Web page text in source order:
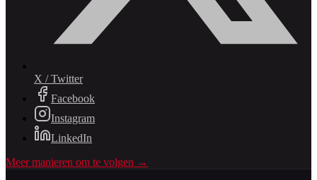
X / Twitter
Facebook
Instagram
LinkedIn
Meer manieren om te volgen →